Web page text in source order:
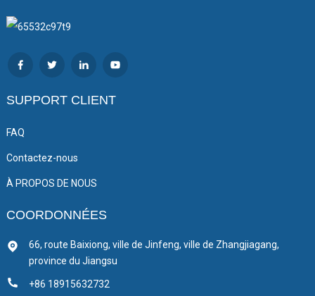
SUPPORT CLIENT
FAQ
Contactez-nous
À PROPOS DE NOUS
COORDONNÉES
66, route Baixiong, ville de Jinfeng, ville de Zhangjiagang,
province du Jiangsu
+86 18915632732